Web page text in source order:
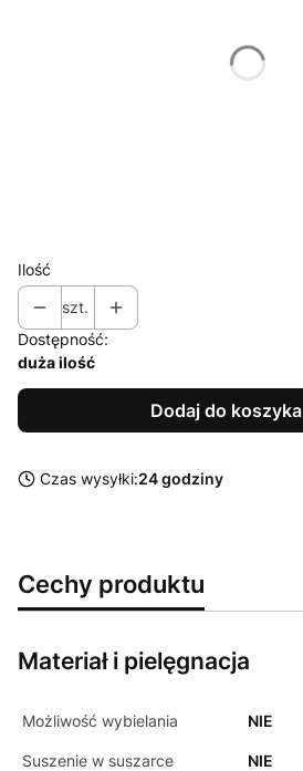
Ilość
szt.
Dostępność:
duża ilość
Dodaj do koszyka
Czas wysyłki:24 godziny
Cechy produktu
Materiał i pielęgnacja
Możliwość wybielania NIE
Suszenie w suszarce NIE